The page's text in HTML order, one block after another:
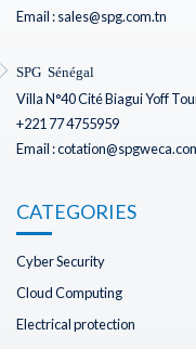
Email : sales@spg.com.tn
SPG Sénégal
Villa N°40 Cité Biagui Yoff
+221 77 4755959
Email :
CATEGORIES
Cyber Security
Cloud Computing
Electrical protection